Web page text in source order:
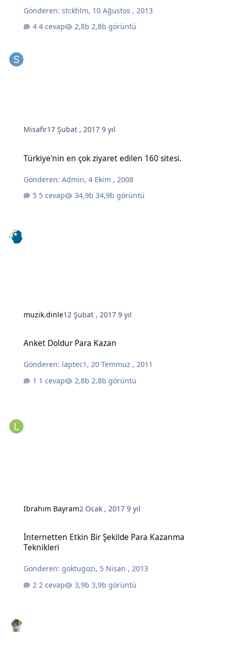
Gönderen:stckhlm, 10 Ağustos , 2013
4 cevap
2,8b görüntü
Misafir17 Şubat , 20179 yıl
Türkiye'nin en çok ziyaret edilen 160 sitesi.
Gönderen:Admin,4 Ekim , 2008
5 cevap
34,9b görüntü
muzik.dinle12 Şubat , 20179 yıl
Anket Doldur Para Kazan
Gönderen: laptec1 ,20 Temmuz , 2011
1 cevap
2,8b görüntü
Ibrahim Bayram2 Ocak , 20179 yıl
İnternetten Etkin Bir Şekilde Para Kazanma
Teknikleri
Gönderen:goktugozi, 5 Nisan , 2013
2 cevap
3,9b görüntü